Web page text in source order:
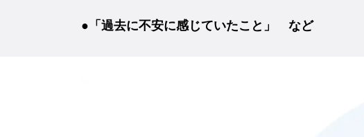
●「過去に不安に感じていたこと」 など